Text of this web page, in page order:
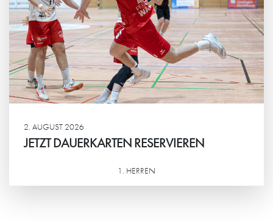
2. AUGUST 2026
JETZT DAUERKARTEN RESERVIEREN
1. HERREN